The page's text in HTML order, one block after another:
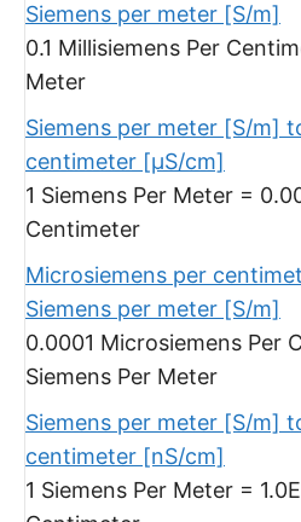
Siemens per meter [S/m]
0.1 Millisiemens Per
Meter
Siemens per meter [S/m]
centimeter [μS/cm]
1 Siemens Per Meter =
Centimeter
Microsiemens per
Siemens per meter [S/m]
0.0001 Microsiemens Per
Siemens Per Meter
Siemens per meter [S/m]
centimeter [nS/cm]
1 Siemens Per Meter =